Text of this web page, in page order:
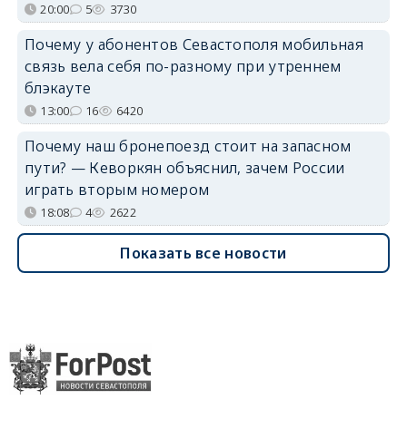
20:00 5 3730
Почему у абонентов Севастополя мобильная
связь вела себя по-разному при утреннем
блэкауте
13:00 16 6420
Почему наш бронепоезд стоит на запасном
пути? — Кеворкян объяснил, зачем России
играть вторым номером
18:08 4 2622
Показать все новости